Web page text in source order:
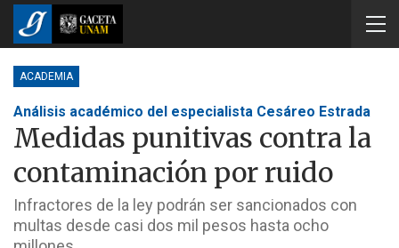
ACADEMIA
Análisis académico del especialista Cesáreo Estrada
Medidas punitivas contra la
contaminación por ruido
Infractores de la ley podrán ser sancionados con
multas desde casi dos mil pesos hasta ocho